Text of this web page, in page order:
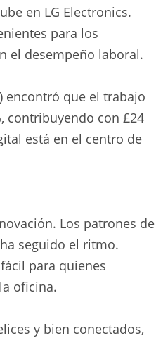
en LG Electronics.
para los
el desempeño laboral.
encontró que el trabajo
contribuyendo con £24
está en el centro de
Los patrones de
seguido el ritmo.
para quienes
oficina.
y bien conectados,